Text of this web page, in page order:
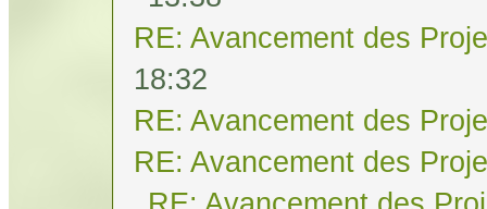
RE: Avancement des
18:32
RE: Avancement des
RE: Avancement des